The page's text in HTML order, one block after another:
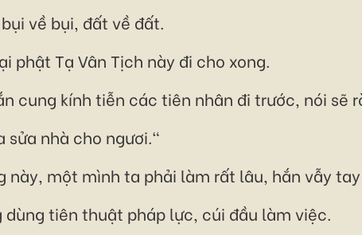
về bụi, đất về đất.
phật Tạ Vân Tịch này đi cho xong.
cung kính tiễn các tiên nhân đi trước, nói sẽ
sửa nhà cho ngươi."
này, một mình ta phải làm rất lâu, hắn vẫy
dùng tiên thuật pháp lực, cúi đầu làm việc.